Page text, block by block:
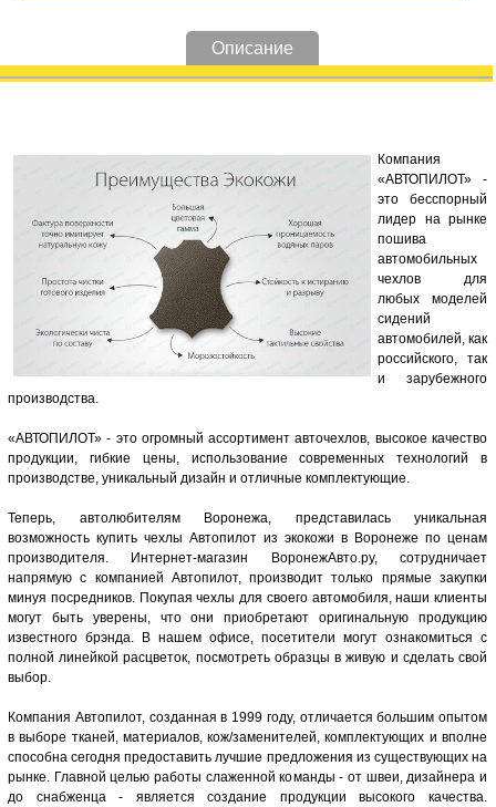
Описание
Компания
«АВТОПИЛОТ» -
это бесспорный
лидер на рынке
пошива
автомобильных
чехлов для
любых моделей
сидений
автомобилей, как
российского, так
и зарубежного
производства.
«АВТОПИЛОТ» - это огромный ассортимент авточехлов, высокое качество
продукции, гибкие цены, использование современных технологий в
производстве, уникальный дизайн и отличные комплектующие.
Теперь, автолюбителям Воронежа, представилась уникальная
возможность купить чехлы Автопилот из экокожи в Воронеже по ценам
производителя. Интернет-магазин ВоронежАвто.ру, сотрудничает
напрямую с компанией Автопилот, производит только прямые закупки
минуя посредников. Покупая чехлы для своего автомобиля, наши клиенты
могут быть уверены, что они приобретают оригинальную продукцию
известного брэнда. В нашем офисе, посетители могут ознакомиться с
полной линейкой расцветок, посмотреть образцы в живую и сделать свой
выбор.
Компания Автопилот, созданная в 1999 году, отличается большим опытом
в выборе тканей, материалов, кож/заменителей, комплектующих и вполне
способна сегодня предоставить лучшие предложения из существующих на
рынке. Главной целью работы слаженной команды - от швеи, дизайнера и
до снабженца - является создание продукции высокого качества.